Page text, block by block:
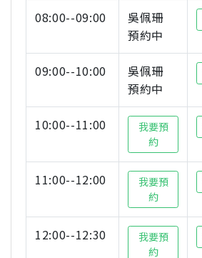
08:00--09:00
吳佩珊
預約中
09:00--10:00
吳佩珊
預約中
10:00--11:00
我要預
約
11:00--12:00
我要預
約
12:00--12:30
我要預
約